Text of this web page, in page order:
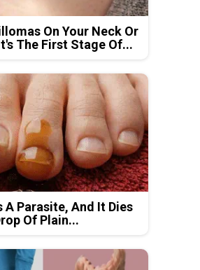
On Your Neck Or
The First Stage Of...
A Parasite, And It Dies
Of Plain...